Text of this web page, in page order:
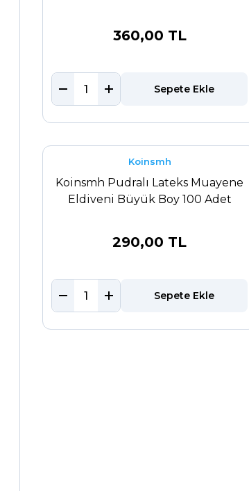
360,00 TL
Sepete Ekle
Koinsmh
Koinsmh Pudralı Lateks Muayene
Eldiveni Büyük Boy 100 Adet
290,00 TL
Sepete Ekle